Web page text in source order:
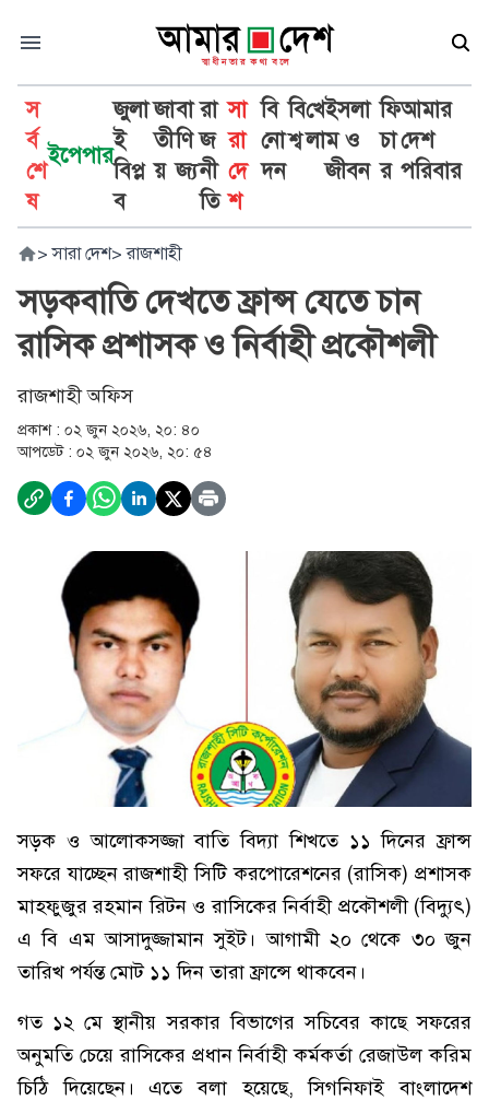
স
র্ব
শে
ষ
ইপেপার
জুলা
ই
বিপ্ল
ব
জা
তী
য়
বা
ণি
জ্য
রা
জ
নী
তি
সা
রা
দে
শ
বি
নো
দন
বি
শ্ব
খে
লা
ইসলা
ম ও
জীবন
ফি
চা
র
আমার
দেশ
পরিবার
> সারা দেশ> রাজশাহী
সড়কবাতি দেখতে ফ্রান্স যেতে চান
রাসিক প্রশাসক ও নির্বাহী প্রকৌশলী
রাজশাহী অফিস
প্রকাশ : ০২ জুন ২০২৬, ২০: ৪০
আপডেট : ০২ জুন ২০২৬, ২০: ৫৪
সড়ক ও আলোকসজ্জা বাতি বিদ্যা শিখতে ১১ দিনের ফ্রান্স
সফরে যাচ্ছেন রাজশাহী সিটি করপোরেশনের (রাসিক) প্রশাসক
মাহফুজুর রহমান রিটন ও রাসিকের নির্বাহী প্রকৌশলী (বিদ্যুৎ)
এ বি এম আসাদুজ্জামান সুইট। আগামী ২০ থেকে ৩০ জুন
তারিখ পর্যন্ত মোট ১১ দিন তারা ফ্রান্সে থাকবেন।
গত ১২ মে স্থানীয় সরকার বিভাগের সচিবের কাছে সফরের
অনুমতি চেয়ে রাসিকের প্রধান নির্বাহী কর্মকর্তা রেজাউল করিম
চিঠি দিয়েছেন। এতে বলা হয়েছে, সিগনিফাই বাংলাদেশ